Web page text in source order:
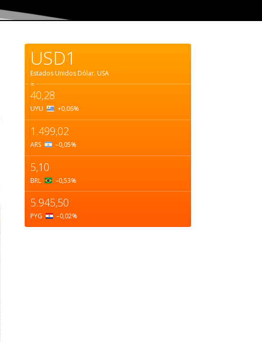
USD1
Estados Unidos Dólar. USA
=
40,28
UYU +0,06%
1.499,02
ARS –0,05%
5,10
BRL –0,53%
5.945,50
PYG –0,02%